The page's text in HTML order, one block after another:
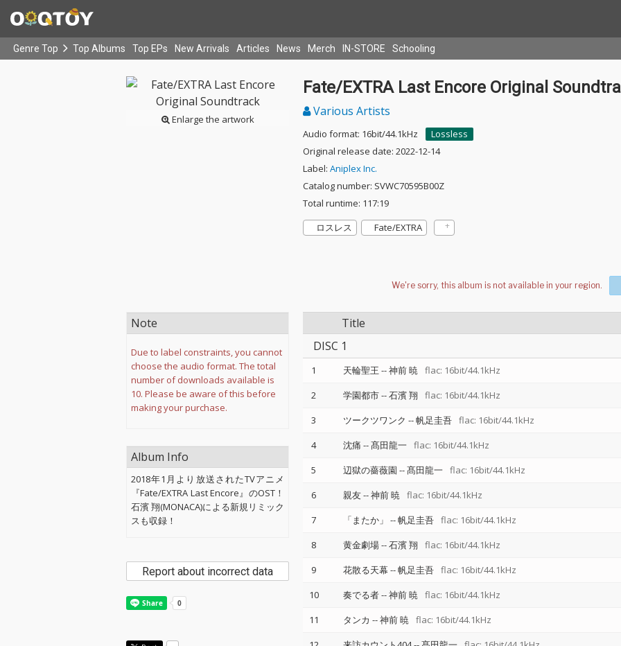
Genre Top Top Albums Top EPs New Arrivals Articles News Merch IN-STORE Schooling
Enlarge the artwork
Fate/EXTRA Last Encore Original
Various Artists
Audio format: 16bit/44.1kHz
Lossless
Original release date: 2022-12-14
Label: Aniplex Inc.
Catalog number: SVWC70595B00Z
Total runtime: 117:19
ロスレス
Fate/EXTRA
Title
DISC 1
1 天輪聖王 --神前 暁 flac: 16bit/44.1kHz
2
学園都市--石濱 翔 flac: 16bit/44.1kHz
3
ツークツワンク --帆足圭吾 flac: 16bit/44.1kHz
4
沈痛 --髙田龍一 flac: 16bit/44.1kHz
5
辺獄の薔薇園 --髙田龍一 flac: 16bit/44.1kHz
6
親友--神前 暁 flac: 16bit/44.1kHz
7
「またか」 --帆足圭吾 flac: 16bit/44.1kHz
8
黄金劇場--石濱 翔 flac: 16bit/44.1kHz
9
花散る天幕--帆足圭吾 flac: 16bit/44.1kHz
10
奏でる者--神前 暁 flac: 16bit/44.1kHz
11
タンカ --神前 暁 flac: 16bit/44.1kHz
Note
Due to label constraints, you cannot
choose the audio format. The total
number of downloads available is
10. Please be aware of this before
making your purchase.
Album Info
2018年1月より放送されたTVアニメ
『Fate/EXTRA Last Encore』のOST！
石濱 翔(MONACA)による新規リミック
スも収録！
Report about incorrect data